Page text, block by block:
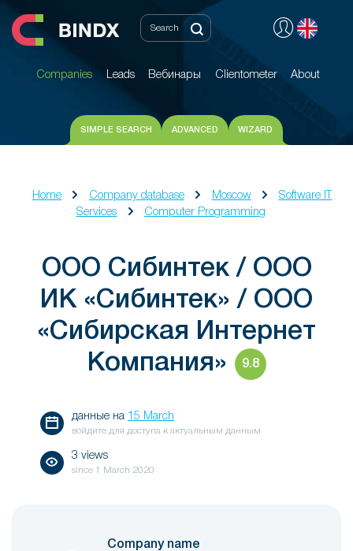
Companies Leads Вебинары Clientometer About
Companies Leads Вебинары Clientometer About
SIMPLE SEARCH ADVANCED WIZARD
Home Company database Moscow
Software IT
Services
Computer Programming
ООО Сибинтек / ООО
ИК «Сибинтек» / ООО
«Сибирская Интернет
Компания»
9.8
данные на 15 March
войдите для доступа к актуальным данным
3 views
since 1 March 2020
Company name